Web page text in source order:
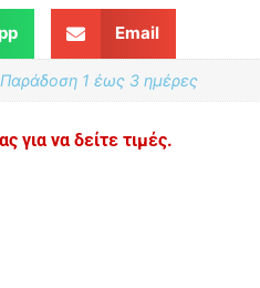
Email
1 έως 3 ημέρες
για να δείτε τιμές.